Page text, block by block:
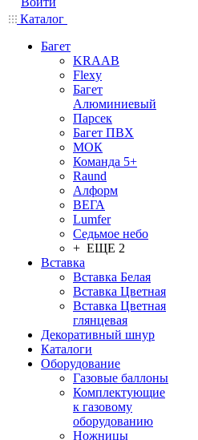
Каталог
Багет
KRAAB
Flexy
Багет
Алюминиевый
Парсек
Багет ПВХ
МОК
Команда 5+
Raund
Алформ
ВЕГА
Lumfer
Седьмое небо
+ ЕЩЕ 2
Вставка
Вставка Белая
Вставка Цветная
Вставка Цветная
глянцевая
Декоративный шнур
Каталоги
Оборудование
Газовые баллоны
Комплектующие
к газовому
оборудованию
Ножницы